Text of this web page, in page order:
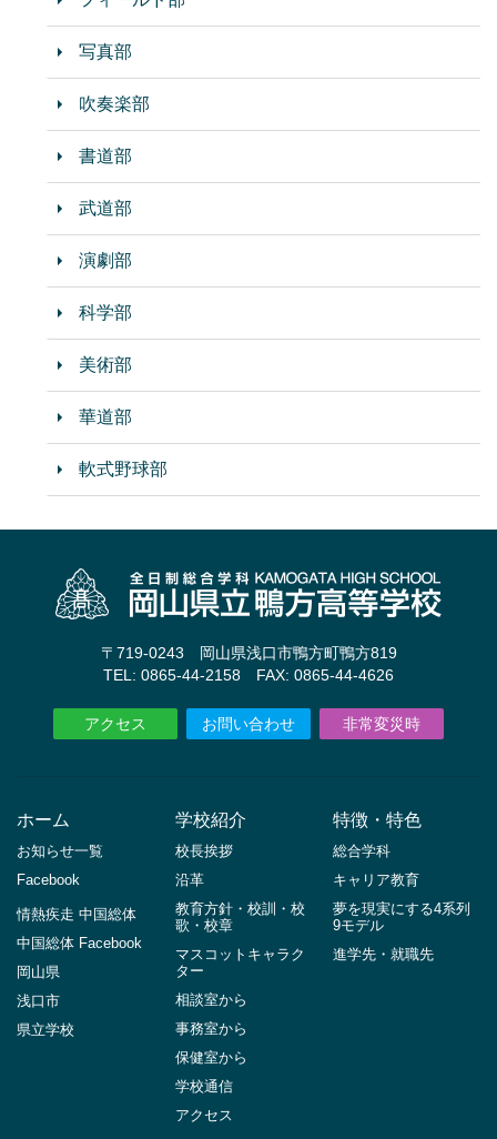
写真部
吹奏楽部
書道部
武道部
演劇部
科学部
美術部
華道部
軟式野球部
〒719-0243 岡山県浅口市鴨方町鴨方819
TEL: 0865-44-2158 FAX: 0865-44-4626
アクセス お問い合わせ 非常変災時
ホーム
お知らせ一覧
Facebook
情熱疾走 中国総体
中国総体 Facebook
岡山県
浅口市
県立学校
学校紹介
校長挨拶
沿革
教育方針・校訓・校
歌・校章
マスコットキャラク
ター
相談室から
事務室から
保健室から
学校通信
アクセス
特徴・特色
総合学科
キャリア教育
夢を現実にする4系列
9モデル
進学先・就職先